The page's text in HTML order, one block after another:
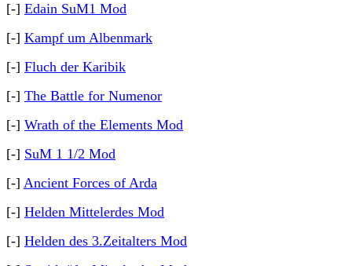
[-] Edain SuM1 Mod
[-] Kampf um Albenmark
[-] Fluch der Karibik
[-] The Battle for Numenor
[-] Wrath of the Elements Mod
[-] SuM 1 1/2 Mod
[-] Ancient Forces of Arda
[-] Helden Mittelerdes Mod
[-] Helden des 3.Zeitalters Mod